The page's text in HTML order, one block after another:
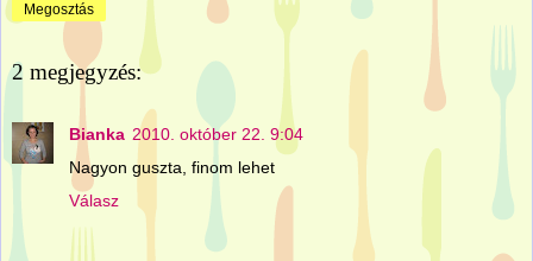
Megosztás
2 megjegyzés:
Bianka 2010. október 22. 9:04
Nagyon guszta, finom lehet
Válasz